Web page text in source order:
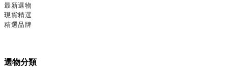
最新選物
現貨精選
精選品牌
選物分類